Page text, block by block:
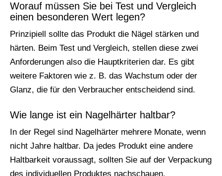
Worauf müssen Sie bei Test und Vergleich
einen besonderen Wert legen?
Prinzipiell sollte das Produkt die Nägel stärken und
härten. Beim Test und Vergleich, stellen diese zwei
Anforderungen also die Hauptkriterien dar. Es gibt
weitere Faktoren wie z. B. das Wachstum oder der
Glanz, die für den Verbraucher entscheidend sind.
Wie lange ist ein Nagelhärter haltbar?
In der Regel sind Nagelhärter mehrere Monate, wenn
nicht Jahre haltbar. Da jedes Produkt eine andere
Haltbarkeit voraussagt, sollten Sie auf der Verpackung
des individuellen Produktes nachschauen.